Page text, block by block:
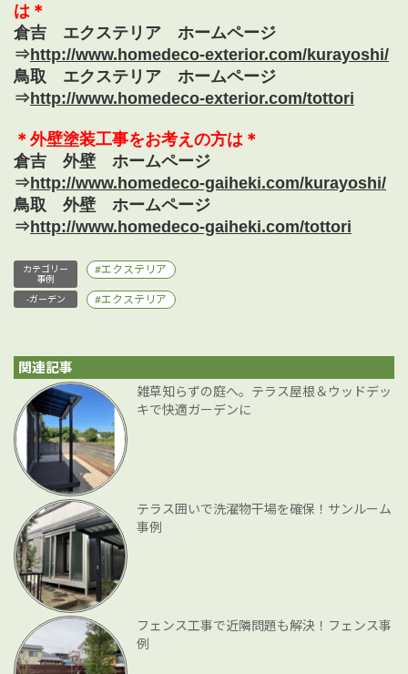
は＊
倉吉 エクステリア ホームページ
⇒http://www.homedeco-exterior.com/kurayoshi/
鳥取 エクステリア ホームページ
⇒http://www.homedeco-exterior.com/tottori
＊外壁塗装工事をお考えの方は＊
倉吉 外壁 ホームページ
⇒http://www.homedeco-gaiheki.com/kurayoshi/
鳥取 外壁 ホームページ
⇒http://www.homedeco-gaiheki.com/tottori
カテゴリー
事例
エクステリア
-ガーデン エクステリア
関連記事
雑草知らずの庭へ。テラス屋根＆ウッドデッ
キで快適ガーデンに
テラス囲いで洗濯物干場を確保！サンルーム
事例
フェンス工事で近隣問題も解決！フェンス事
例